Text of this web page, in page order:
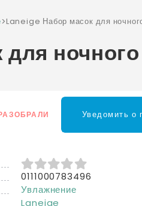
>Laneige Набор масок для
ночного
Уведомить о
0 из 5
0111000783496
Увлажнение
Laneige